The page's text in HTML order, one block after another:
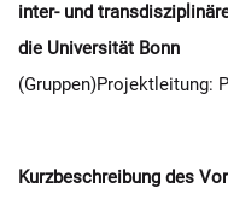
inter- und
die Universität Bonn
(Gruppen)Projektleitung:
Kurzbeschreibung des